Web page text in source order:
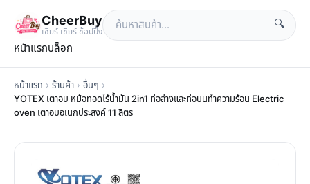
CheerBuy
เซียร์ เซียร์ ช้อปปิ้ง
🔍
หน้าแรกบล็อก
หน้าแรก › ร้านค้า › อื่นๆ ›
YOTEX เตาอบ หม้อทอดไร้น้ำมัน 2in1 ท่อล่างและท่อบนทำความร้อน Electric
oven เตาอบอเนกประสงค์ 11 ลิตร